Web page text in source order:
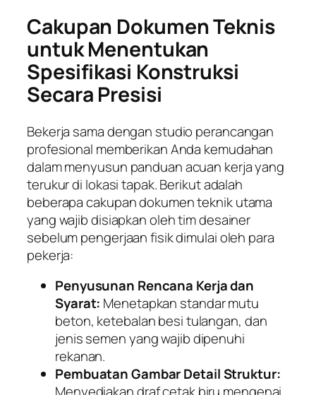
Cakupan Dokumen Teknis
untuk Menentukan
Spesifikasi Konstruksi
Secara Presisi
Bekerja sama dengan studio perancangan
profesional memberikan Anda kemudahan
dalam menyusun panduan acuan kerja yang
terukur di lokasi tapak. Berikut adalah
beberapa cakupan dokumen teknik utama
yang wajib disiapkan oleh tim desainer
sebelum pengerjaan fisik dimulai oleh para
pekerja:
Penyusunan Rencana Kerja dan
Syarat: Menetapkan standar mutu
beton, ketebalan besi tulangan, dan
jenis semen yang wajib dipenuhi
rekanan.
Pembuatan Gambar Detail Struktur: